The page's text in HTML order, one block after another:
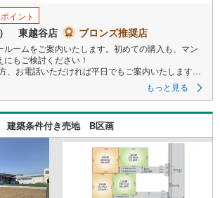
イント
東越谷店 ブロンズ推奨店
ルームをご案内いたします。初めての購入も、マン
もご検討ください！
、お電話いただければ平日でもご案内いたします！
（株）東越谷店までお気軽にご連絡ください。
もっと見る
建築条件付き売地 B区画